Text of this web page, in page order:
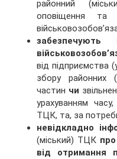
районний
оповіщення та
забезпечують
від підприємства
збору районних
частин чи
урахуванням
ТЦК, та, за
невідкладно
(міський) ТЦК
від отримання